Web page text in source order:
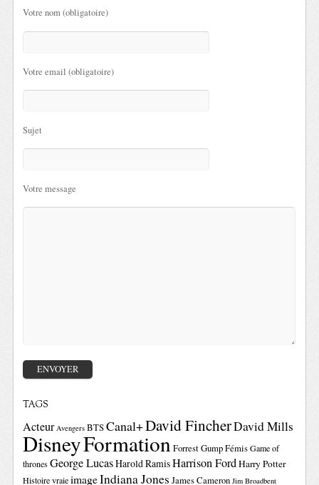
Votre nom (obligatoire)
Votre email (obligatoire)
Sujet
Votre message
TAGS
Acteur Avengers BTSCanal+David FincherDavid Mills
DisneyFormationForrest GumpFémis Game of
thrones George LucasHarold RamisHarrison FordHarry Potter
Histoire vraie imageIndiana Jones James Cameron Jim Broadbent